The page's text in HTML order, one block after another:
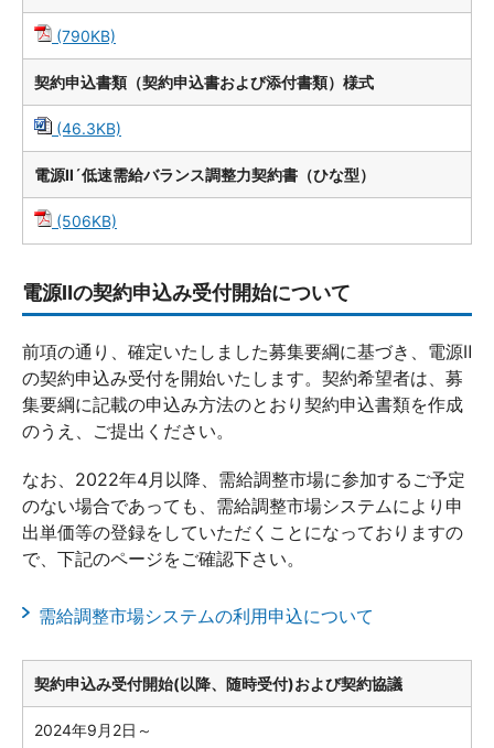
(790KB)
契約申込書類（契約申込書および添付書類）様式
(46.3KB)
電源Ⅱ´低速需給バランス調整力契約書（ひな型）
(506KB)
電源Ⅱの契約申込み受付開始について
前項の通り、確定いたしました募集要綱に基づき、電源Ⅱ
の契約申込み受付を開始いたします。契約希望者は、募
集要綱に記載の申込み方法のとおり契約申込書類を作成
のうえ、ご提出ください。
なお、2022年4月以降、需給調整市場に参加するご予定
のない場合であっても、需給調整市場システムにより申
出単価等の登録をしていただくことになっておりますの
で、下記のページをご確認下さい。
需給調整市場システムの利用申込について
契約申込み受付開始(以降、随時受付)および契約協議
2024年9月2日～